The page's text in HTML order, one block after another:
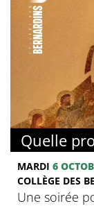
Quelle
MARDI 6
COLLÈGE DES
Une soirée